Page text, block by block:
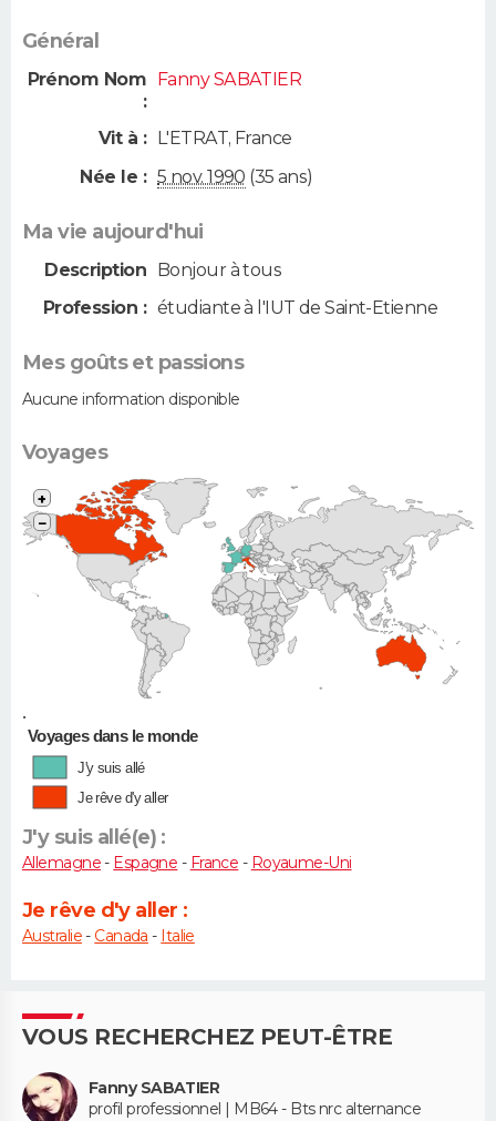
Général
Prénom Nom
:
Fanny SABATIER
Vit à : L'ETRAT, France
Née le : 5 nov. 1990 (35 ans)
Ma vie aujourd'hui
Description Bonjour à tous
Profession : étudiante à l'IUT de Saint-Etienne
Mes goûts et passions
Aucune information disponible
Voyages
•
+
−
Voyages dans le monde
J'y suis allé
Je rêve d'y aller
J'y suis allé(e) :
Allemagne- Espagne - France - Royaume-Uni
Je rêve d'y aller :
Australie- Canada - Italie
VOUS RECHERCHEZ PEUT-ÊTRE
Fanny SABATIER
profil professionnel | MB64 - Bts nrc alternance